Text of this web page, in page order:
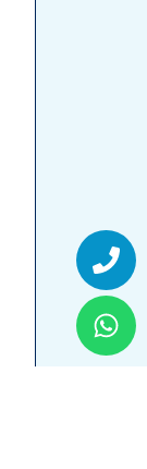
Phone
Whatsapp